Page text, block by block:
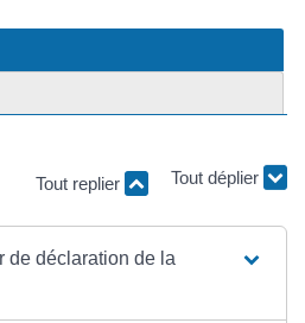
Tout replier Tout déplier
de déclaration de la